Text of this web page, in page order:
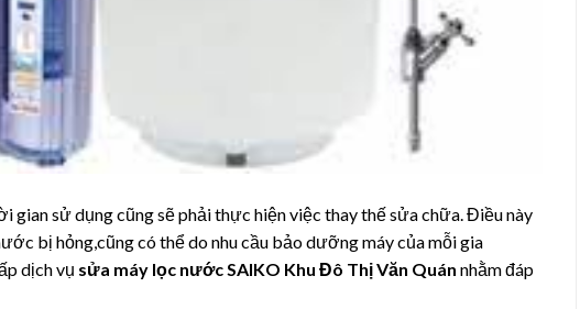
gian sử dụng cũng sẽ phải thực hiện việc thay thế sửa chữa. Điều này
bị hỏng,cũng có thể do nhu cầu bảo dưỡng máy của mỗi gia
dịch vụ sửa máy lọc nước SAIKO Khu Đô Thị Văn Quán nhằm đáp